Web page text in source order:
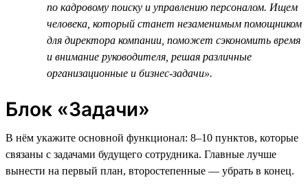
по кадровому поиску и управлению персоналом. Ищем
человека, который станет незаменимым помощником
для директора компании, поможет сэкономить время
и внимание руководителя, решая различные
организационные и бизнес-задачи».
Блок «Задачи»
В нём укажите основной функционал: 8–10 пунктов, которые
связаны с задачами будущего сотрудника. Главные лучше
вынести на первый план, второстепенные — убрать в конец.